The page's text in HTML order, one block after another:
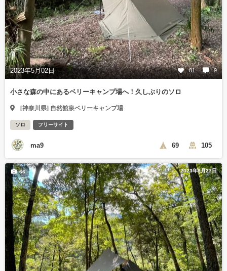
2023年5月02日 81 9
小さな森の中にあるベリーキャンプ場へ！久しぶりのソロ
[神奈川県] 自然館泉ベリーキャンプ場
ソロ フリーサイト
ma9 69 105
2023年8月27日
66